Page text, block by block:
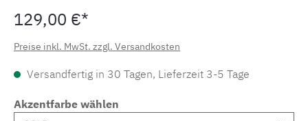
129,00 €*
Preise inkl. MwSt. zzgl. Versandkosten
Versandfertig in 30 Tagen, Lieferzeit 3-5 Tage
Akzentfarbe wählen